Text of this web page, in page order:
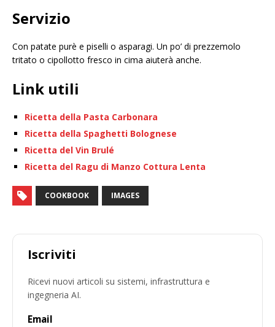
Servizio
Con patate purè e piselli o asparagi. Un po’ di prezzemolo
tritato o cipollotto fresco in cima aiuterà anche.
Link utili
Ricetta della Pasta Carbonara
Ricetta della Spaghetti Bolognese
Ricetta del Vin Brulé
Ricetta del Ragu di Manzo Cottura Lenta
COOKBOOK IMAGES
Iscriviti
Ricevi nuovi articoli su sistemi, infrastruttura e
ingegneria AI.
Email